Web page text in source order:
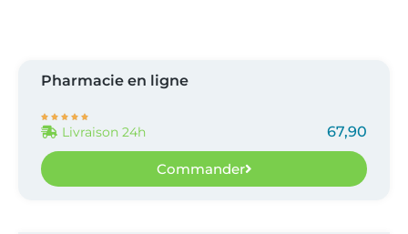
Pharmacie en ligne
    
Livraison 24h 67,90
Commander